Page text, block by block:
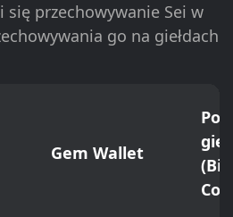
się przechowywanie Sei w
go na giełdach
Gem Wallet